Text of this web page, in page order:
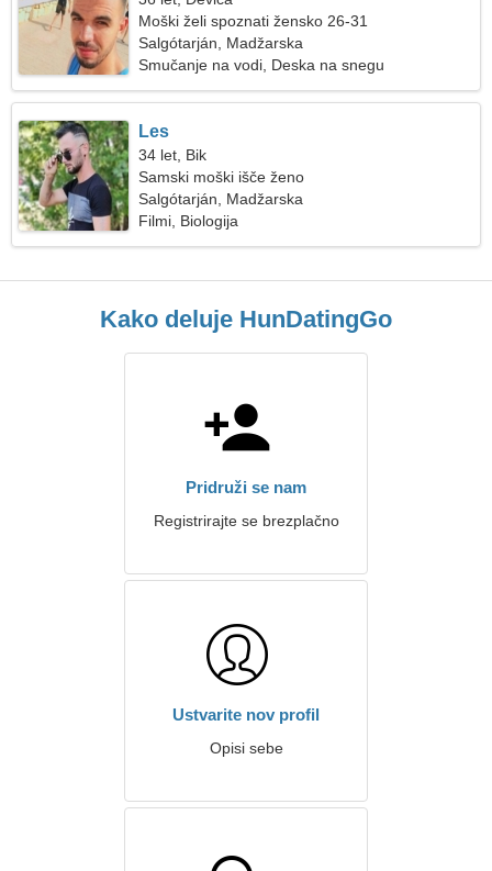
Moški želi spoznati žensko 26-31
Salgótarján, Madžarska
Smučanje na vodi, Deska na snegu
Les
34 let, Bik
Samski moški išče ženo
Salgótarján, Madžarska
Filmi, Biologija
Kako deluje HunDatingGo
Pridruži se nam
Registrirajte se brezplačno
Ustvarite nov profil
Opisi sebe